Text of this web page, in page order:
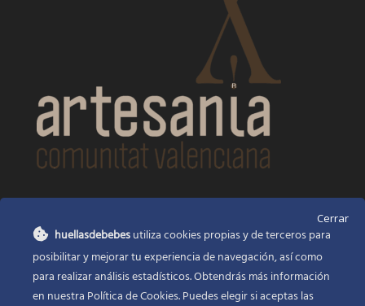
Huellas de bebés
Santa Ana, 22Alcasser Valencia 46290
625 120 591
Cerrar
huellasdebebesutiliza cookies propias y de terceros para
posibilitar y mejorar tu experiencia de navegación, así como
para realizar análisis estadísticos. Obtendrás más información
en nuestra Política de Cookies. Puedes elegir si aceptas las